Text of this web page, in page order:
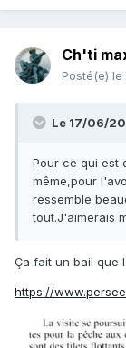
Ch'ti
Posté(e) le
Le 17/06/
Pour ce qui est
même,pour
ressemble
tout.J'aimerais
Ça fait un bail que
https://